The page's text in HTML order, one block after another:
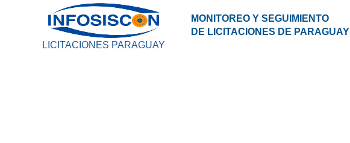
LICITACIONES PARAGUAY
MONITOREO Y SEGUIMIENTO
DE LICITACIONES DE PARAGUAY